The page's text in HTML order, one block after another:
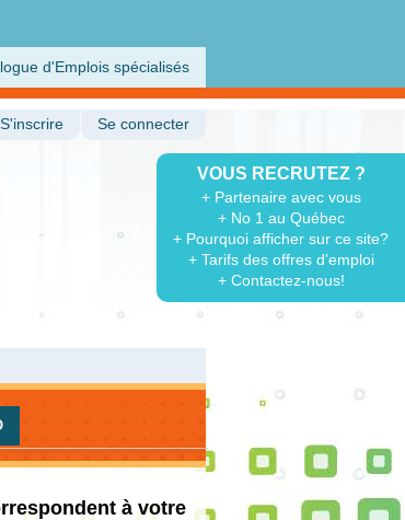
d'Emplois spécialisés
VOUS RECRUTEZ ?
+ Partenaire avec vous
+ No 1 au Québec
+ Pourquoi afficher sur ce site?
+ Tarifs des offres d'emploi
+ Contactez-nous!
S'inscrire Se connecter
à votre